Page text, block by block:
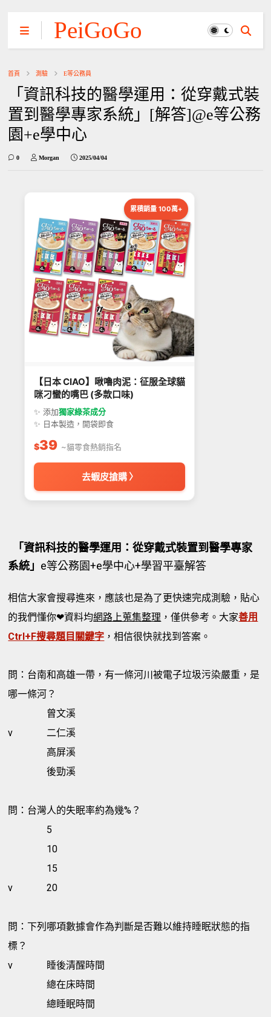
PeiGoGo
首頁 測驗 E等公務員
「資訊科技的醫學運用：從穿戴式裝
置到醫學專家系統」[解答]@e等公務
園+e學中心
0 Morgan 2025/04/04
累積銷量 100萬+
【日本 CIAO】啾嚕肉泥：征服全球貓
咪刁蠻的嘴巴 (多款口味)
✨ 添加獨家綠茶成分
✨ 日本製造，開袋即食
$39 ~貓零食熱銷指名
去蝦皮搶購 〉
「資訊科技的醫學運用：從穿戴式裝置到醫學專家
系統」 e等公務園+e學中心+學習平臺解答
相信大家會搜尋進來，應該也是為了更快速完成測驗，貼心
的我們懂你❤資料均網路上蒐集整理 ，僅供參考。大家善用
Ctrl+F搜尋題目關鍵字 ，相信很快就找到答案。
問：台南和高雄一帶，有一條河川被電子垃圾污染嚴重，是
哪一條河？
曾文溪
v
二仁溪
高屏溪
後勁溪
問：台灣人的失眠率約為幾%？
5
10
15
v
20
問：下列哪項數據會作為判斷是否難以維持睡眠狀態的指
標？
v
睡後清醒時間
總在床時間
總睡眠時間